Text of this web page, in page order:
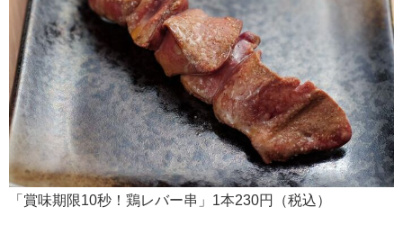
「賞味期限10秒！鶏レバー串」1本230円（税込）